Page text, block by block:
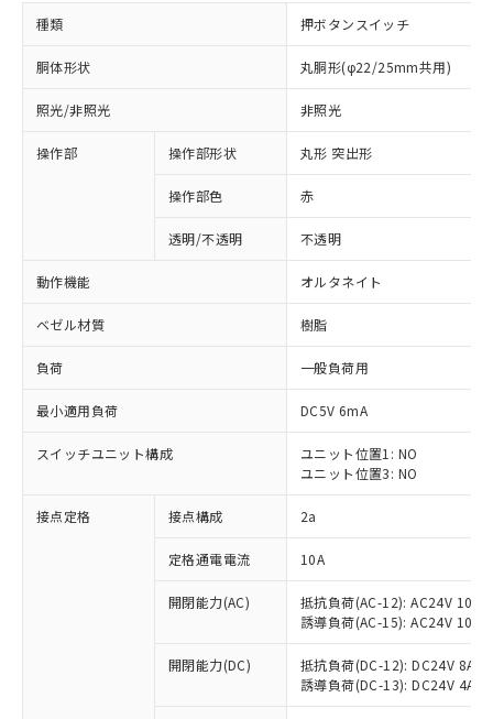
種類 押ボタンスイッチ
胴体形状 丸胴形(φ22/25mm共用)
照光/非照光 非照光
操作部 操作部形状 丸形 突出形
操作部色 赤
透明/不透明 不透明
動作機能 オルタネイト
ベゼル材質 樹脂
負荷 一般負荷用
最小適用負荷 DC5V 6mA
スイッチユニット構成
ユニット位置1: NO
ユニット位置3: NO
接点定格 接点構成 2a
定格通電電流 10A
開閉能力(AC)
抵抗負荷(AC-12): AC24V 10A/
誘導負荷(AC-15): AC24V
開閉能力(DC)
抵抗負荷(DC-12): DC24V 8A/
誘導負荷(DC-13): DC24V 4A/
※1 対応状況
対応済み：EU RoHS指令（10物質）の
非含有に対応した製品が提供可能な商品で
対応予定：EU RoHS指令（10物質）の非含
有に対応した製品に切り替える予定のある